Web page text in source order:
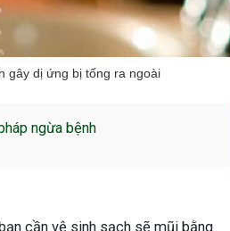
gây dị ứng bị tống ra ngoài
ngừa bệnh
cần vệ sinh sạch sẽ mũi bằng